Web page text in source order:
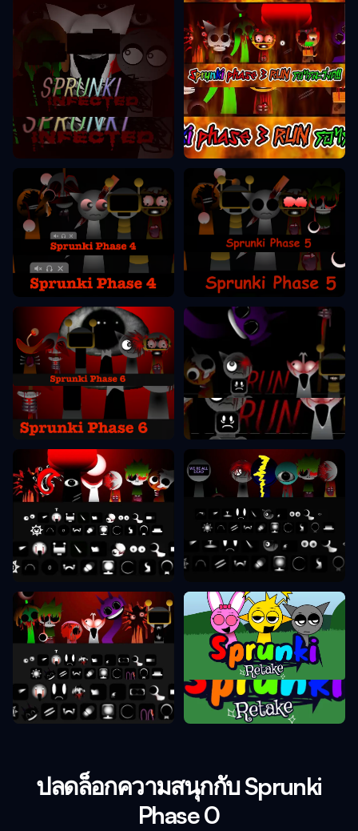
Sprunki Phase 2
Sprunki Phase 3
Sprunki Phase 4 Sprunki Phase 5
Sprunki Phase 6
Sprunki Phase 7
Sprunki Phase 8 Sprunki Phase 9
Sprunki Phase 10 Sprunki Retake
ปลดล็อกความสนุกกับ Sprunki
Phase 0